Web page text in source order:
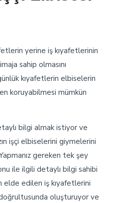
yerine iş kıyafetlerinin
sahip olmasını
kıyafetlerin elbiselerin
koruyabilmesi mümkün
bilgi almak istiyor ve
işçi elbiselerini giymelerini
gereken tek şey
ile ilgili detaylı bilgi sahibi
elde edilen iş kıyafetlerini
oluşturuyor ve